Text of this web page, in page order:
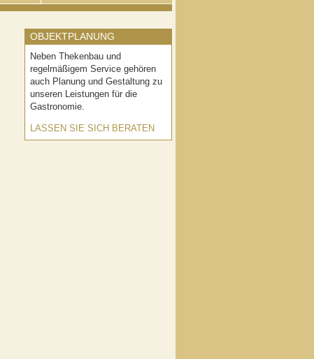
OBJEKTPLANUNG
Neben Thekenbau und
regelmäßigem Service gehören
auch Planung und Gestaltung zu
unseren Leistungen für die
Gastronomie.
LASSEN SIE SICH BERATEN